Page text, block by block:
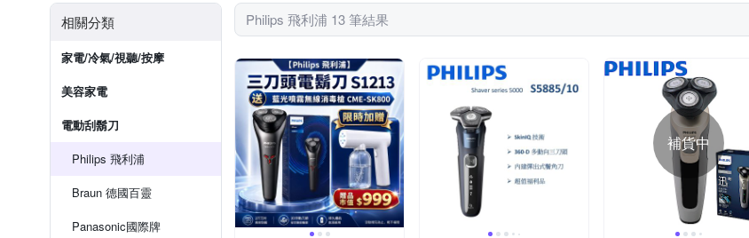
相關分類
家電/冷氣/視聽/按摩
美容家電
電動刮鬍刀
Philips 飛利浦
Braun 德國百靈
Panasonic國際牌
Philips 飛利浦 13 筆結果
補貨中